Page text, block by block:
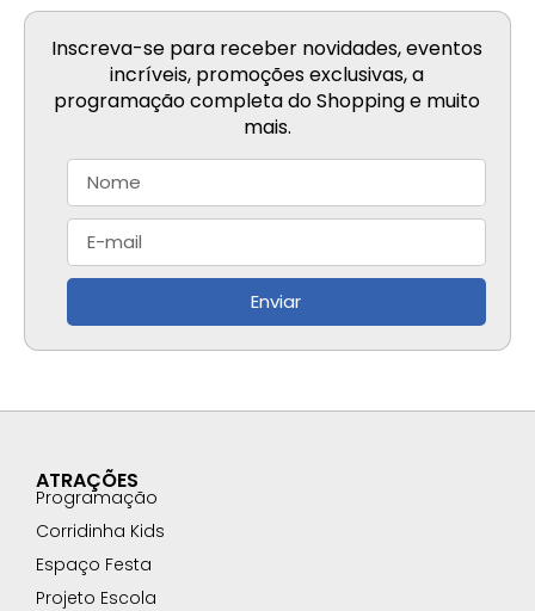
Inscreva-se para receber novidades, eventos
incríveis, promoções exclusivas, a
programação completa do Shopping e muito
mais.
Enviar
ATRAÇÕES
Programação
Corridinha Kids
Espaço Festa
Projeto Escola